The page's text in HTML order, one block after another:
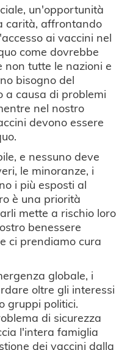
un'opportunità
carità, affrontando
ai vaccini nel
come dovrebbe
non tutte le nazioni e
bisogno del
a causa di problemi
nel nostro
devono essere
e nessuno deve
le minoranze, i
i più esposti al
è una priorità
mette a rischio loro
benessere
ci prendiamo cura
globale, i
oltre gli interessi
gruppi politici.
di sicurezza
l'intera famiglia
dei vaccini dalla